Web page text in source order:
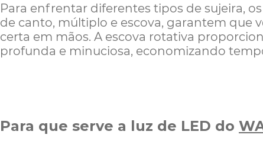
Para enfrentar diferentes tipos de sujeira,
de canto, múltiplo e escova, garantem que
certa em mãos. A escova rotativa
profunda e minuciosa, economizando
Para que serve a luz de LED do